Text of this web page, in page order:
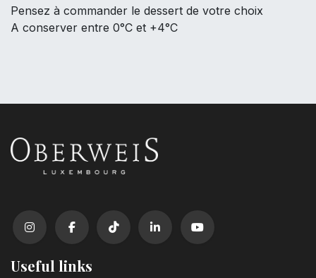
Pensez à commander le dessert de votre choix
A conserver entre 0°C et +4°C
Useful links